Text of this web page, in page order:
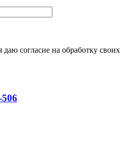
согласие на обработку